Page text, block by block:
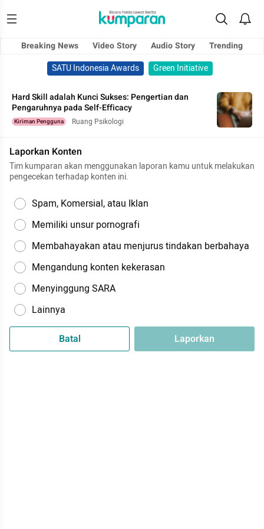
Breaking News Video Story Audio Story
Trending
SATU Indonesia Awards
Green Initiative
Hard Skill adalah Kunci Sukses: Pengertian dan
Pengaruhnya pada Self-Efficacy
Kiriman Pengguna Ruang Psikologi
Laporkan Konten
Tim kumparan akan menggunakan laporan kamu untuk melakukan
pengecekan terhadap konten ini.
Spam, Komersial, atau Iklan
Memiliki unsur pornografi
Membahayakan atau menjurus tindakan berbahaya
Mengandung konten kekerasan
Menyinggung SARA
Lainnya
Batal Laporkan